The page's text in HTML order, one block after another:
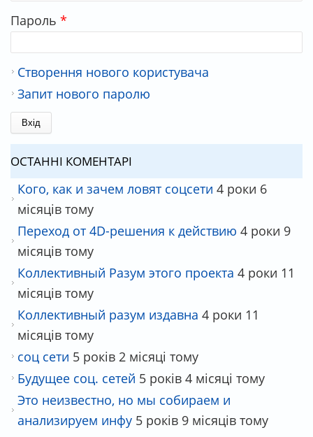
Пароль *
Створення нового користувача
Запит нового паролю
ОСТАННІ КОМЕНТАРІ
Кого, как и зачем ловят соцсети 4 роки 6
місяців тому
Переход от 4D-решения к действию 4 роки 9
місяців тому
Коллективный Разум этого проекта 4 роки 11
місяців тому
Коллективный разум издавна 4 роки 11
місяців тому
соц сети 5 років 2 місяці тому
Будущее соц. сетей 5 років 4 місяці тому
Это неизвестно, но мы собираем и
анализируем инфу 5 років 9 місяців тому